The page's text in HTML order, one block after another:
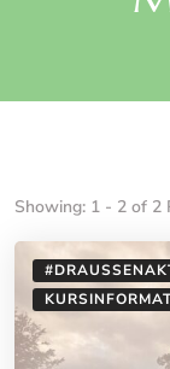
Showing: 1 - 2 of 2